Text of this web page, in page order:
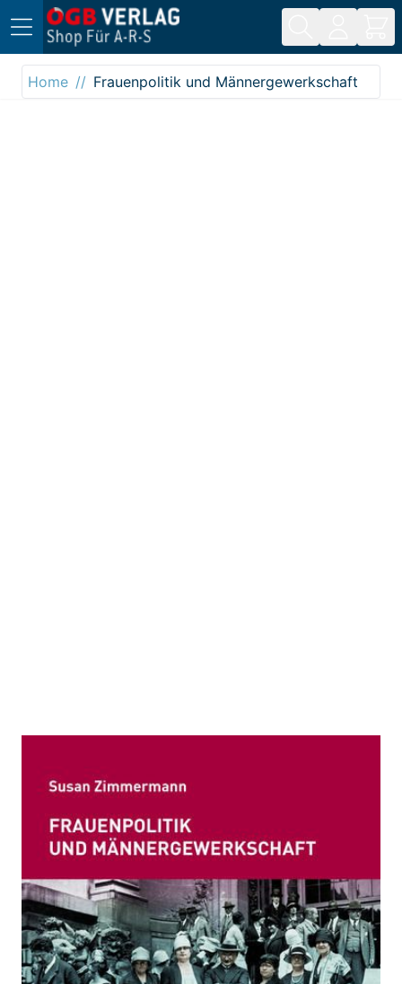
Direkt zum Inhalt
Home
Frauenpolitik und Männergewerkschaft
Frauenpolitik und
Männergewerkschaft
Zur Wunschliste hinzufügen
Internationale Geschlechterpolitik, IGB-
Gewerkschafterinnen und die Arbeiter- und
Frauenbewegungen der Zwischenkriegszeit